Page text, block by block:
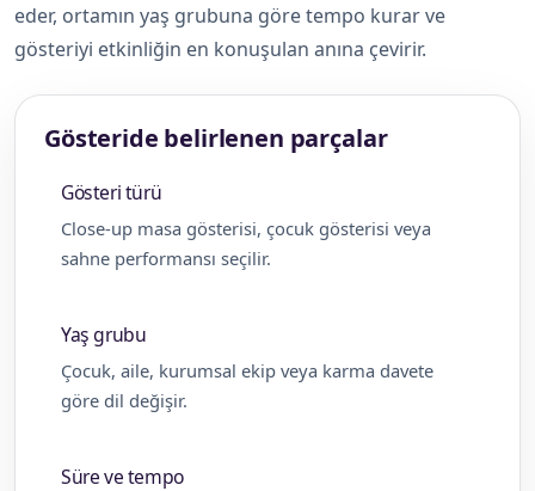
eder, ortamın yaş grubuna göre tempo kurar ve
gösteriyi etkinliğin en konuşulan anına çevirir.
Gösteride belirlenen parçalar
Gösteri türü
Close-up masa gösterisi, çocuk gösterisi veya
sahne performansı seçilir.
Yaş grubu
Çocuk, aile, kurumsal ekip veya karma davete
göre dil değişir.
Süre ve tempo